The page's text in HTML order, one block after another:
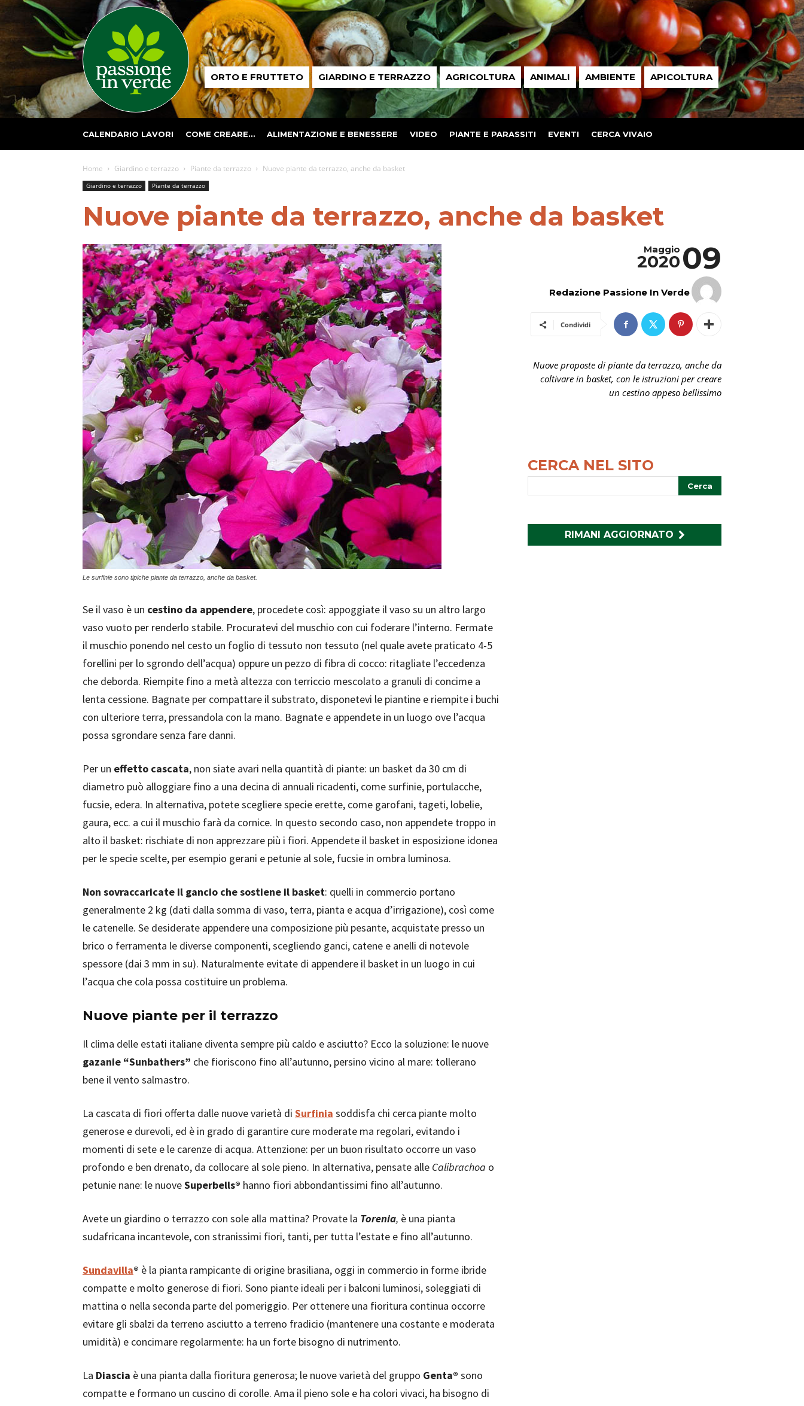
Passione
in ORTO E FRUTTETO GIARDINO E TERRAZZO AGRICOLTURA ANIMALI AMBIENTE APICOLTURA
CALENDARIO LAVORI COME CREARE… ALIMENTAZIONE E BENESSERE VIDEO PIANTE E PARASSITI EVENTI CERCA VIVAIO
Home Giardino e terrazzo Piante da terrazzo Nuove piante da terrazzo, anche da basket
Giardino e terrazzo Piante da terrazzo
Nuove piante da terrazzo, anche da basket
Le surfinie sono tipiche piante da terrazzo, anche da basket.
Se il vaso è un cestino da appendere, procedete così: appoggiate il vaso su un altro largo
vaso vuoto per renderlo stabile. Procuratevi del muschio con cui foderare l’interno. Fermate
il muschio ponendo nel cesto un foglio di tessuto non tessuto (nel quale avete praticato 4-5
forellini per lo sgrondo dell’acqua) oppure un pezzo di fibra di cocco: ritagliate l’eccedenza
che deborda. Riempite fino a metà altezza con terriccio mescolato a granuli di concime a
lenta cessione. Bagnate per compattare il substrato, disponetevi le piantine e riempite i buchi
con ulteriore terra, pressandola con la mano. Bagnate e appendete in un luogo ove l’acqua
possa sgrondare senza fare danni.
Per un effetto cascata, non siate avari nella quantità di piante: un basket da 30 cm di
diametro può alloggiare fino a una decina di annuali ricadenti, come surfinie, portulacche,
fucsie, edera. In alternativa, potete scegliere specie erette, come garofani, tageti, lobelie,
gaura, ecc. a cui il muschio farà da cornice. In questo secondo caso, non appendete troppo in
alto il basket: rischiate di non apprezzare più i fiori. Appendete il basket in esposizione idonea
per le specie scelte, per esempio gerani e petunie al sole, fucsie in ombra luminosa.
Non sovraccaricate il gancio che sostiene il basket: quelli in commercio portano
generalmente 2 kg (dati dalla somma di vaso, terra, pianta e acqua d’irrigazione), così come
le catenelle. Se desiderate appendere una composizione più pesante, acquistate presso un
brico o ferramenta le diverse componenti, scegliendo ganci, catene e anelli di notevole
spessore (dai 3 mm in su). Naturalmente evitate di appendere il basket in un luogo in cui
l’acqua che cola possa costituire un problema.
Nuove piante per il terrazzo
Il clima delle estati italiane diventa sempre più caldo e asciutto? Ecco la soluzione: le nuove
gazanie “Sunbathers” che fioriscono fino all’autunno, persino vicino al mare: tollerano
bene il vento salmastro.
La cascata di fiori offerta dalle nuove varietà di Surfinia soddisfa chi cerca piante molto
generose e durevoli, ed è in grado di garantire cure moderate ma regolari, evitando i
momenti di sete e le carenze di acqua. Attenzione: per un buon risultato occorre un vaso
profondo e ben drenato, da collocare al sole pieno. In alternativa, pensate alle Calibrachoa o
petunie nane: le nuoveSuperbells® hanno fiori abbondantissimi fino all’autunno.
Avete un giardino o terrazzo con sole alla mattina? Provate la Torenia, è una pianta
sudafricana incantevole, con stranissimi fiori, tanti, per tutta l’estate e fino all’autunno.
Sundavilla® è la pianta rampicante di origine brasiliana, oggi in commercio in forme ibride
compatte e molto generose di fiori. Sono piante ideali per i balconi luminosi, soleggiati di
mattina o nella seconda parte del pomeriggio. Per ottenere una fioritura continua occorre
evitare gli sbalzi da terreno asciutto a terreno fradicio (mantenere una costante e moderata
umidità) e concimare regolarmente: ha un forte bisogno di nutrimento.
La Diascia è una pianta dalla fioritura generosa; le nuove varietà del gruppo Genta® sono
compatte e formano un cuscino di corolle. Ama il pieno sole e ha colori vivaci, ha bisogno di
09
Maggio
2020
Redazione Passione In Verde
Condividi
Nuove proposte di piante da terrazzo, anche da
coltivare in basket, con le istruzioni per creare
un cestino appeso bellissimo
CERCA NEL SITO
RIMANI AGGIORNATO